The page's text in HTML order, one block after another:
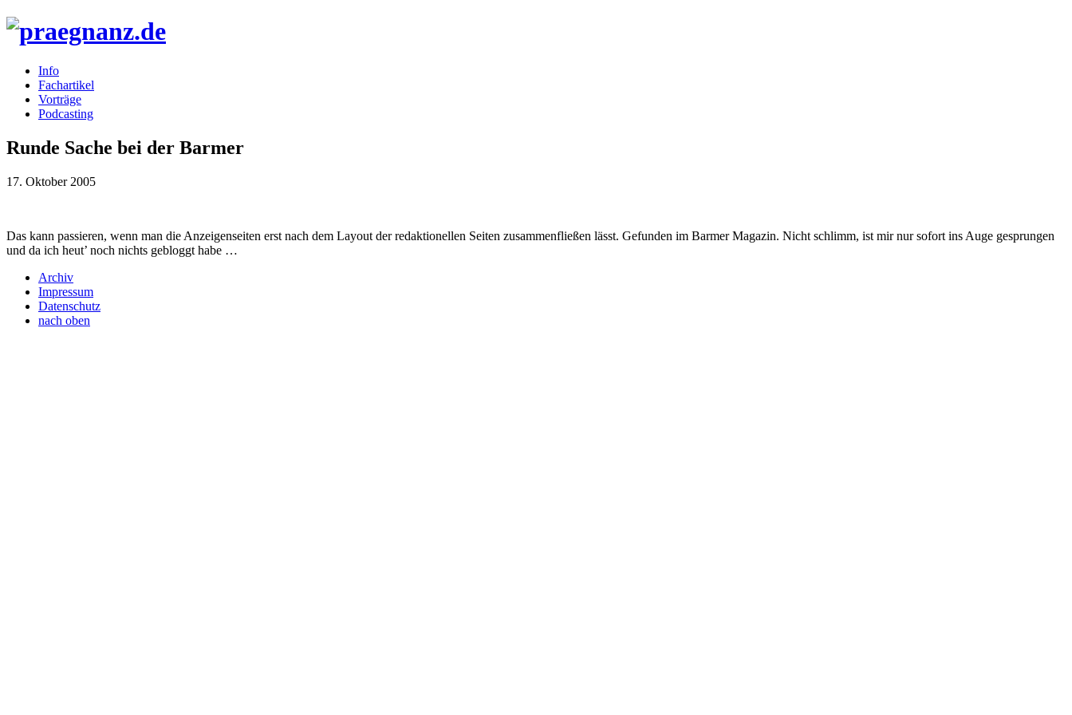
Info
Fachartikel
Vorträge
Podcasting
Runde Sache bei der Barmer
17. Oktober 2005
Das kann passieren, wenn man die Anzeigenseiten erst nach dem Layout der redaktionellen Seiten zusammenfließen lässt. Gefunden im Barmer Magazin. Nicht schlimm, ist mir nur sofort ins Auge gesprungen
und da ich heut’ noch nichts gebloggt habe …
Archiv
Impressum
Datenschutz
nach oben